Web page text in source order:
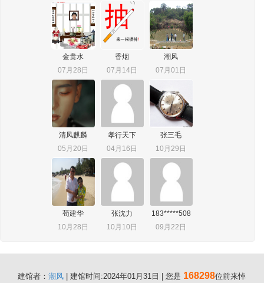
金贵水
07月28日
香烟
07月14日
潮风
07月01日
清风麒麟
05月20日
孝行天下
04月16日
张三毛
10月29日
苟建华
10月28日
张沈力
10月10日
183*****508
09月22日
建馆者： 潮风 | 建馆时间:2024年01月31日 | 您是 168298位前来悼